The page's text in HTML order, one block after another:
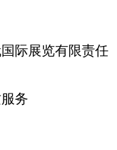
际展览有限责任
务